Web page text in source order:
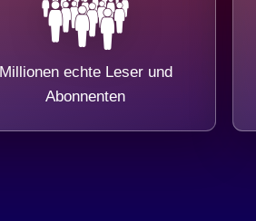
Millionen echte Leser und
Abonnenten